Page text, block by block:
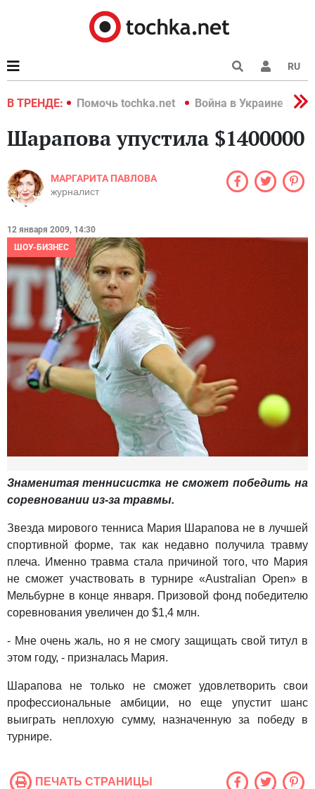
RU
В ТРЕНДЕ:
2022 Помочь tochka.net Война в Украине 2022
Шарапова упустила $1400000
МАРГАРИТА ПАВЛОВА
журналист
12 января 2009, 14:30
ШОУ-БИЗНЕС
Знаменитая теннисистка не сможет победить на
соревновании из-за травмы.
Звезда мирового тенниса Мария Шарапова не в лучшей
спортивной форме, так как недавно получила травму
плеча. Именно травма стала причиной того, что Мария
не сможет участвовать в турнире «Australian Open» в
Мельбурне в конце января. Призовой фонд победителю
соревнования увеличен до $1,4 млн.
- Мне очень жаль, но я не смогу защищать свой титул в
этом году, - призналась Мария.
Шарапова не только не сможет удовлетворить свои
профессиональные амбиции, но еще упустит шанс
выиграть неплохую сумму, назначенную за победу в
турнире.
ПЕЧАТЬ СТРАНИЦЫ